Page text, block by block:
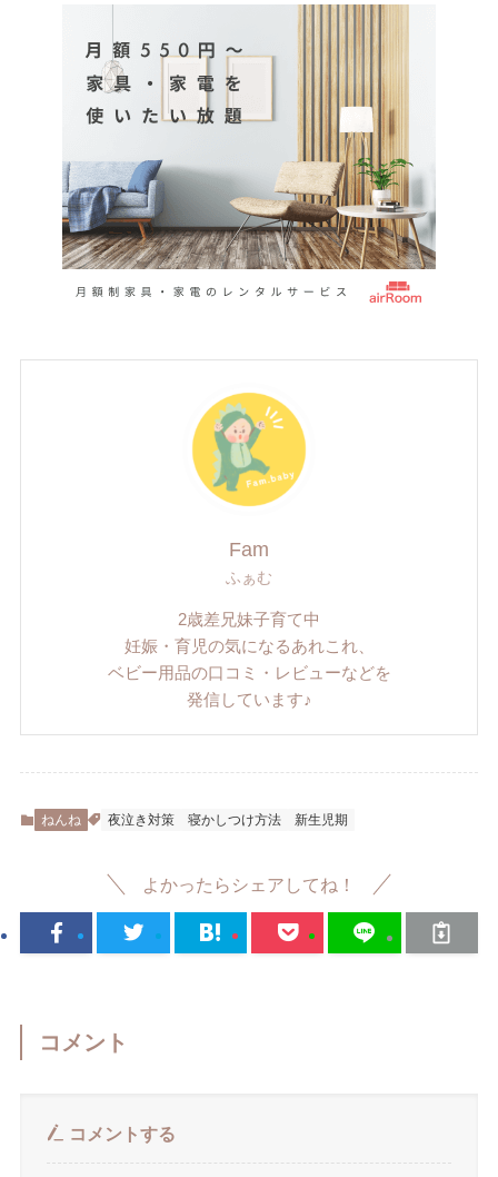
Fam
ふぁむ
2歳差兄妹子育て中
妊娠・育児の気になるあれこれ、
ベビー用品の口コミ・レビューなどを
発信しています♪
ねんね 夜泣き対策 寝かしつけ方法 新生児期
よかったらシェアしてね！
コメント
コメントする